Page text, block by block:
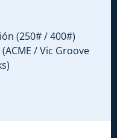
(250# / 400#)
/ Vic Groove